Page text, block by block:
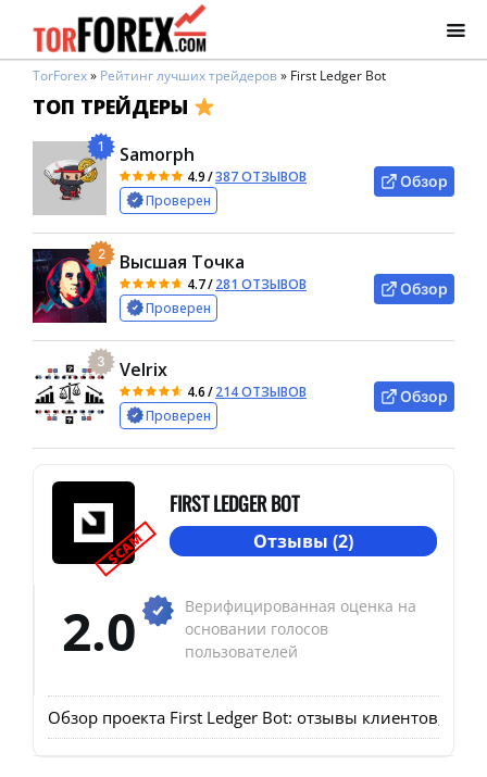
TorForex» Рейтинг лучших трейдеров» First Ledger Bot
ТОП ТРЕЙДЕРЫ
1 Samorph
4.9/387 ОТЗЫВОВ
Проверен
Обзор
2 Высшая Точка
4.7/281 ОТЗЫВОВ
Проверен
Обзор
3 Velrix
4.6/214 ОТЗЫВОВ
Проверен
Обзор
SCAM
FIRST LEDGER BOT
Отзывы (2)
2.0
Верифицированная оценка на
основании голосов
пользователей
Обзор проекта First Ledger Bot: отзывы клиентов,